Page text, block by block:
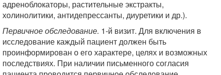
адреноблокаторы, растительные экстракты,
холинолитики, антидепрессанты, диуретики и др.).
Первичное обследование. 1-й визит. Для включения в
исследование каждый пациент должен быть
проинформирован о его характере, целях и возможных
последствиях. При наличии письменного согласия